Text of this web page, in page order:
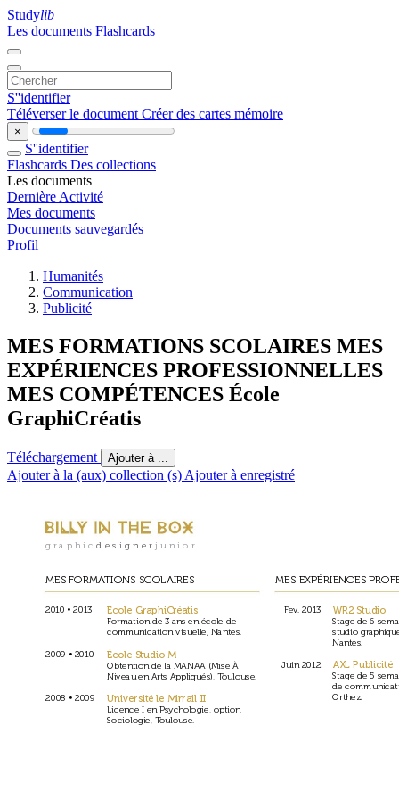
Studylib
Les documents Flashcards
S''identifier
Téléverser le document Créer des cartes mémoire
×
S''identifier
Flashcards Des collections
Les documents
Dernière Activité
Mes documents
Documents sauvegardés
Profil
Humanités
Communication
Publicité
MES FORMATIONS SCOLAIRES MES
EXPÉRIENCES PROFESSIONNELLES
MES COMPÉTENCES École
GraphiCréatis
Téléchargement Ajouter à ...
Ajouter à la (aux) collection (s) Ajouter à enregistré
MES FORMATIONS SCOLAIRES MES EXPÉRIENCES
École GraphiCréatis
Formation de 3 ans en école de
communication visuelle, Nantes.
WR2 Studio
Stage de 6
studio gr
Nantes.
École Studio M
Obtention de la MANAA (Mise À
Niveau en Arts Appliqués), Toulouse.
AXL Publicité
Stage de 5
de
Orthez.
Université le Mirrail II
Licence I en Psychologie, option
Sociologie, Toulouse.
2010 • 2013 Fev. 2013
2009 • 2010
Juin 2012
2008 • 2009
graphic designer junior